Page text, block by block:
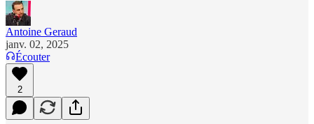
Antoine Geraud
janv. 02, 2025
Écouter
2